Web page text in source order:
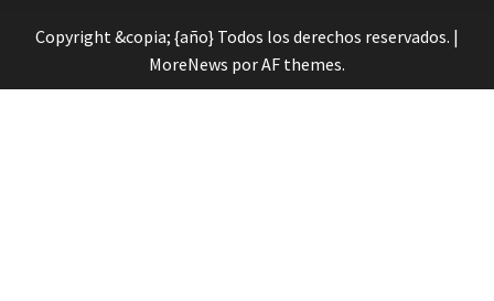
Copyright &copia; {año} Todos los derechos reservados. |
MoreNews por AF themes.